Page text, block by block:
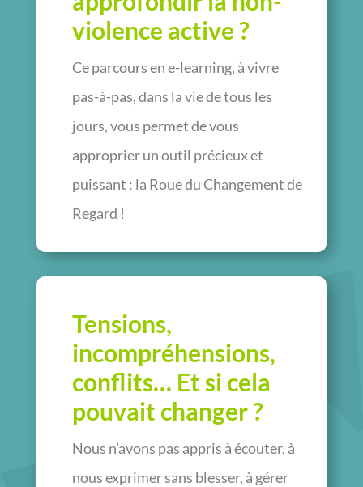
violence active ?
Ce parcours en e-learning, à vivre
pas-à-pas, dans la vie de tous les
jours, vous permet de vous
approprier un outil précieux et
puissant : la Roue du Changement de
Regard !
Tensions,
incompréhensions,
conflits… Et si cela
pouvait changer ?
Nous n’avons pas appris à écouter, à
nous exprimer sans blesser, à gérer